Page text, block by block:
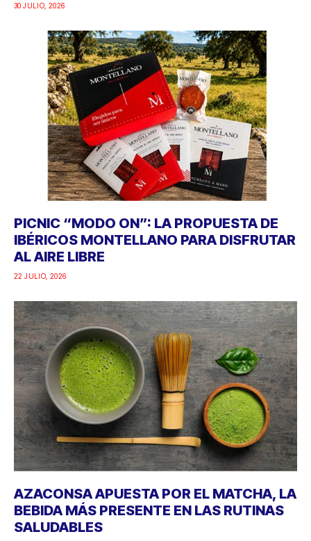
30 JULIO, 2026
PICNIC “MODO ON”: LA PROPUESTA DE
IBÉRICOS MONTELLANO PARA DISFRUTAR
AL AIRE LIBRE
22 JULIO, 2026
AZACONSA APUESTA POR EL MATCHA, LA
BEBIDA MÁS PRESENTE EN LAS RUTINAS
SALUDABLES